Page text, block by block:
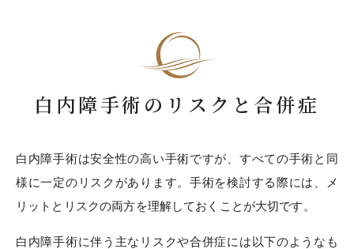
白内障手術のリスクと合併症
白内障手術は安全性の高い手術ですが、すべての手術と同
様に一定のリスクがあります。手術を検討する際には、メ
リットとリスクの両方を理解しておくことが大切です。
白内障手術に伴う主なリスクや合併症には以下のようなも